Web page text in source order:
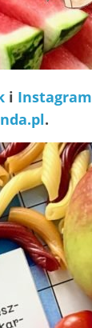
i Instagram
.